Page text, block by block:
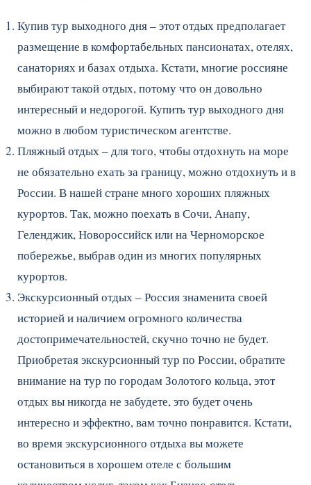
Купив тур выходного дня – этот отдых предполагает
размещение в комфортабельных пансионатах, отелях,
санаториях и базах отдыха. Кстати, многие россияне
выбирают такой отдых, потому что он довольно
интересный и недорогой. Купить тур выходного дня
можно в любом туристическом агентстве.
Пляжный отдых – для того, чтобы отдохнуть на море
не обязательно ехать за границу, можно отдохнуть и в
России. В нашей стране много хороших пляжных
курортов. Так, можно поехать в Сочи, Анапу,
Геленджик, Новороссийск или на Черноморское
побережье, выбрав один из многих популярных
курортов.
Экскурсионный отдых – Россия знаменита своей
историей и наличием огромного количества
достопримечательностей, скучно точно не будет.
Приобретая экскурсионный тур по России, обратите
внимание на тур по городам Золотого кольца, этот
отдых вы никогда не забудете, это будет очень
интересно и эффектно, вам точно понравится. Кстати,
во время экскурсионного отдыха вы можете
остановиться в хорошем отеле с большим